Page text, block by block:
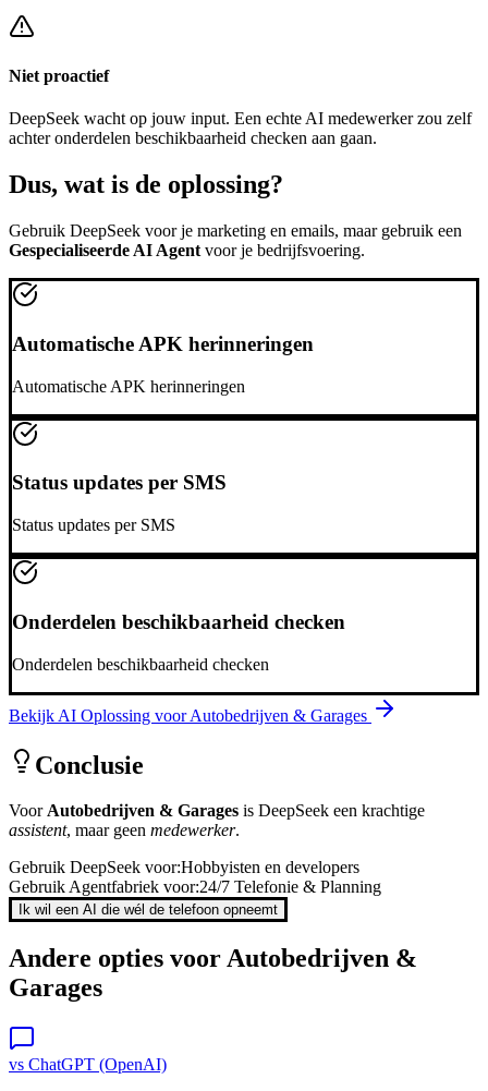
Niet proactief
DeepSeek wacht op jouw input. Een echte AI medewerker zou zelf
achteronderdelen beschikbaarheid checken aan gaan.
Dus, wat is de oplossing?
Gebruik DeepSeek voor je marketing en emails, maar gebruik een
Gespecialiseerde AI Agent voor je bedrijfsvoering.
Automatische APK herinneringen
Automatische APK herinneringen
Status updates per SMS
Status updates per SMS
Onderdelen beschikbaarheid checken
Onderdelen beschikbaarheid checken
Bekijk AI Oplossing voorAutobedrijven & Garages
Conclusie
VoorAutobedrijven & Garages is DeepSeek een krachtige
assistent, maar geen medewerker.
Gebruik DeepSeek voor:Hobbyisten en developers
Gebruik Agentfabriek voor:24/7 Telefonie & Planning
Ik wil een AI die wél de telefoon opneemt
Andere opties voorAutobedrijven &
Garages
vs ChatGPT (OpenAI)